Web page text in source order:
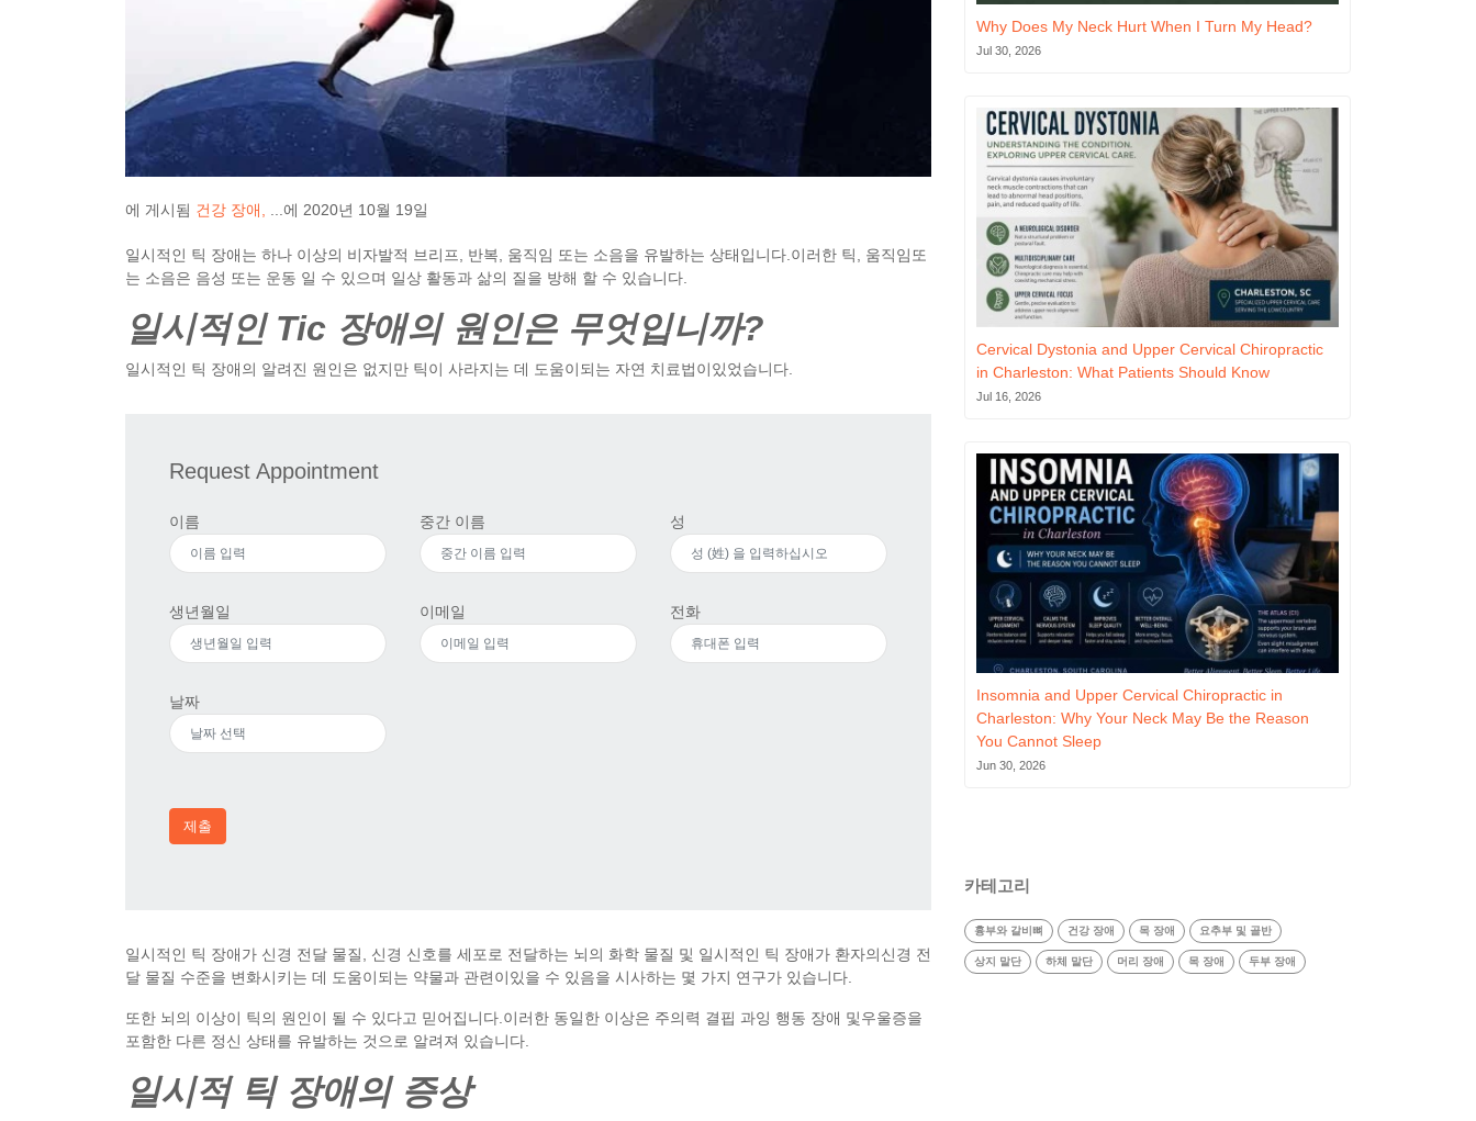
에 게시됨 건강 장애 ...에 2020년 10월 19일
일시적인 틱 장애는 하나 이상의 비자발적 브리프, 반복, 움직임 또는 소음을 유발하는 상태입니다.이러한 틱, 움직임또
는 소음은 음성 또는 운동 일 수 있으며 일상 활동과 삶의 질을 방해 할 수 있습니다.
일시적인 Tic 장애의 원인은 무엇입니까?
일시적인 틱 장애의 알려진 원인은 없지만 틱이 사라지는 데 도움이되는 자연 치료법이있었습니다.
Request Appointment
이름 중간 이름 성
생년월일 이메일 전화
날짜
제출
일시적인 틱 장애가 신경 전달 물질, 신경 신호를 세포로 전달하는 뇌의 화학 물질 및 일시적인 틱 장애가 환자의신경 전
달 물질 수준을 변화시키는 데 도움이되는 약물과 관련이있을 수 있음을 시사하는 몇 가지 연구가 있습니다.
또한 뇌의 이상이 틱의 원인이 될 수 있다고 믿어집니다.이러한 동일한 이상은 주의력 결핍 과잉 행동 장애 및우울증을
포함한 다른 정신 상태를 유발하는 것으로 알려져 있습니다.
일시적 틱 장애의 증상
Why Does My Neck Hurt When I Turn My Head?
Jul 30, 2026
Cervical Dystonia and Upper Cervical Chiropractic
in Charleston: What Patients Should Know
Jul 16, 2026
Insomnia and Upper Cervical Chiropractic in
Charleston: Why Your Neck May Be the Reason
You Cannot Sleep
Jun 30, 2026
카테고리
흉부와 갈비뼈 건강 장애 목 장애 요추부 및 골반
상지 말단 하체 말단 머리 장애 목 장애 두부 장애